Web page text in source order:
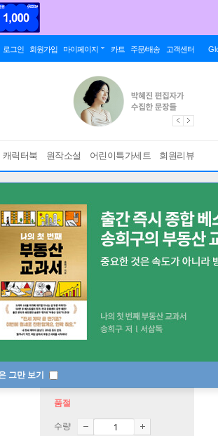
로그인 회원가입 마이페이지 카트 주문/배송 고객센터
캐릭터북 원작소설 어린이특가세트 회원리뷰
그만 보기
A Forecast for the 21st Century
어떻게 미래를 보았는가
품절
수량